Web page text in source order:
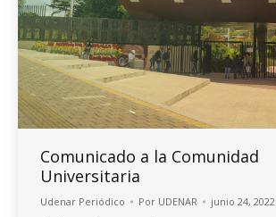
Comunicado a la Comunidad
Universitaria
Udenar Periódico Por UDENAR junio 24, 2022